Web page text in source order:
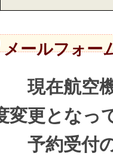
メールフォー
現在航空
変更となっ
予約受付の